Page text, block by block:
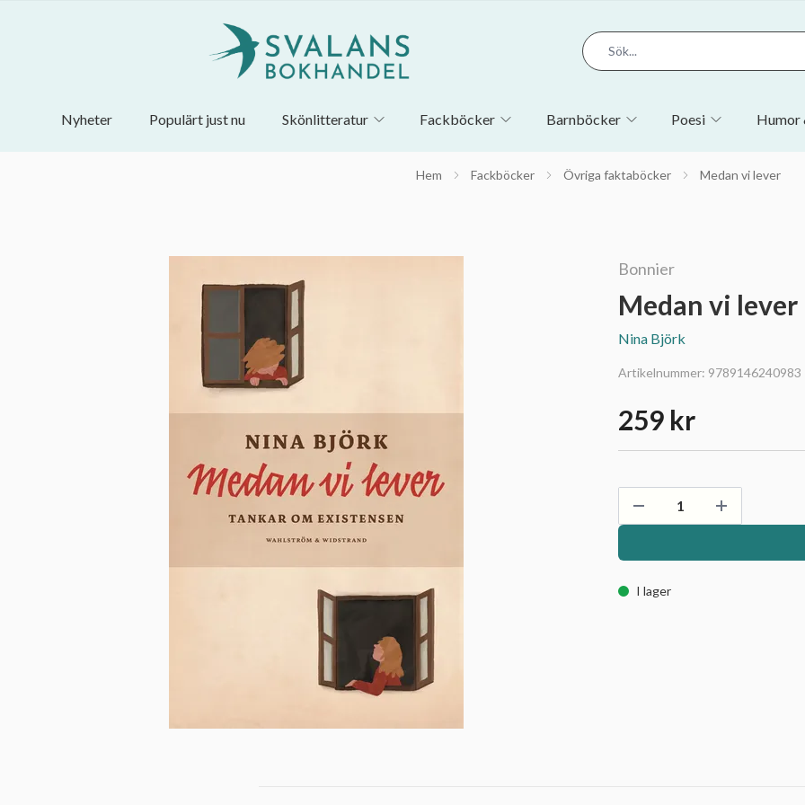
Nyheter Populärt just nu Skönlitteratur Fackböcker Barnböcker Poesi Humor
Hem Fackböcker Övriga faktaböcker Medan vi lever
Bonnier
Medan vi lever
Nina Björk
Artikelnummer: 9789146240983
259 kr
I lager